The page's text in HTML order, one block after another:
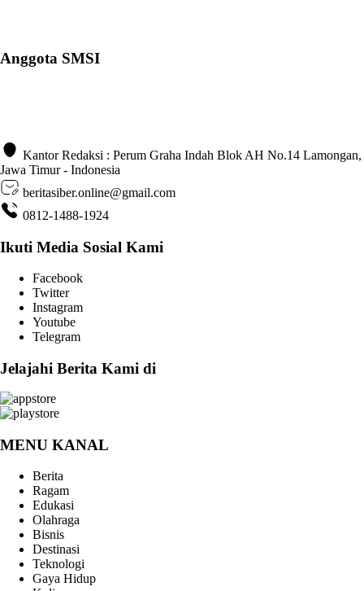
Anggota SMSI
Kantor Redaksi : Perum Graha Indah Blok AH No.14 Lamongan,
Jawa Timur - Indonesia
beritasiber.online@gmail.com
0812-1488-1924
Ikuti Media Sosial Kami
Facebook
Twitter
Instagram
Youtube
Telegram
Jelajahi Berita Kami di
MENU KANAL
Berita
Ragam
Edukasi
Olahraga
Bisnis
Destinasi
Teknologi
Gaya Hidup